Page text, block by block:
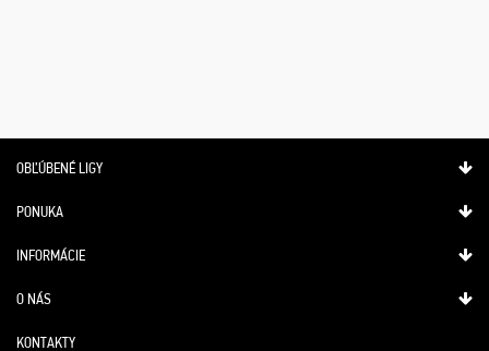
OBĽÚBENÉ LIGY
PONUKA
INFORMÁCIE
O NÁS
KONTAKTY